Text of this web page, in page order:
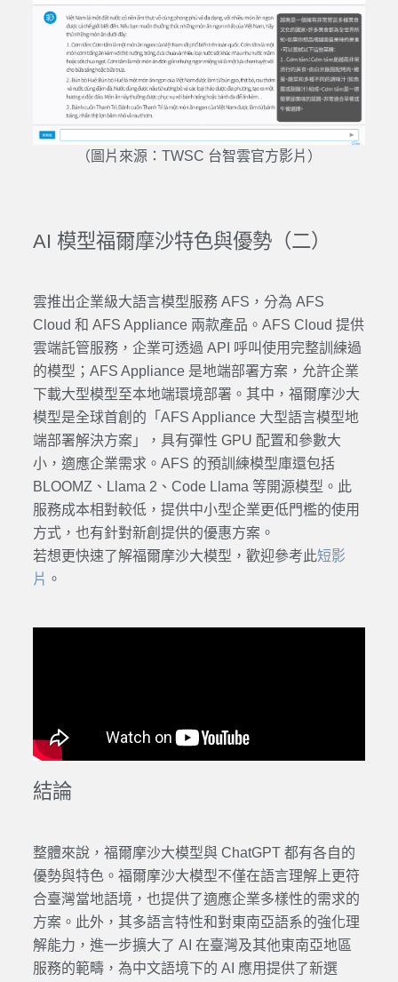
（圖片來源：TWSC 台智雲官方影片）
AI 模型福爾摩沙特色與優勢（二）
雲推出企業級大語言模型服務 AFS，分為 AFS
Cloud 和 AFS Appliance 兩款產品。AFS Cloud 提供
雲端託管服務，企業可透過 API 呼叫使用完整訓練過
的模型 ；AFS Appliance 是地端部署方案，允許企業
下載大型模型至本地端環境部署。其中，福爾摩沙大
模型是全球首創的「AFS Appliance 大型語言模型地
端部署解決方案」，具有彈性 GPU 配置和參數大
小，適應企業需求。AFS 的預訓練模型庫還包括
BLOOMZ、Llama 2、Code Llama 等開源模型 。此
服務成本相對較低，提供中小型企業更低門檻的使用
方式，也有針對新創提供的優惠方案。
若想更快速了解福爾摩沙大模型 ，歡迎參考此短影
片 。
結論
整體來說，福爾摩沙大模型與 ChatGPT都有各自的
優勢與特色。福爾摩沙大模型不僅在語言理解上更符
合臺灣當地語境，也提供了適應企業多樣性的需求的
方案。此外，其多語言特性和對東南亞語系的強化理
解能力，進一步擴大了 AI 在臺灣及其他東南亞地區
服務的範疇，為中文語境下的 AI 應用提供了新選